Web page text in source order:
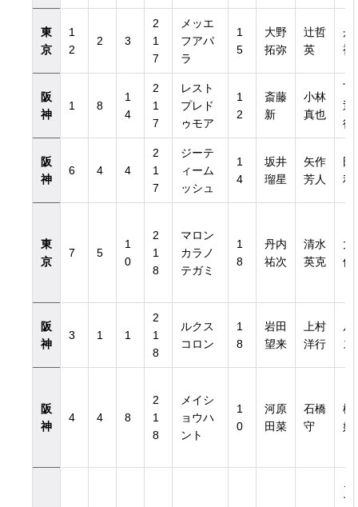
東
京
1
2
2 3
2
1
7
メッエ
フアパ
ラ
1
5
大野
拓弥
辻哲
英
丹
裕
阪
神
1 8
1
4
2
1
7
レスト
プレド
ゥモア
1
2
斎藤
新
小林
真也
下
辺
行
阪
神
6 4 4
2
1
7
ジーテ
ィーム
ッシュ
1
4
坂井
瑠星
矢作
芳人
田
利
東
京
7 5
1
0
2
1
8
マロン
カラノ
テガミ
1
8
丹内
祐次
清水
英克
大
佑
阪
神
3 1 1
2
1
8
ルクス
コロン
1
8
岩田
望来
上村
洋行
ル
ス
阪
神
4 4 8
2
1
8
メイシ
ョウハ
ント
1
0
河原
田菜
石橋
守
松
好
マ